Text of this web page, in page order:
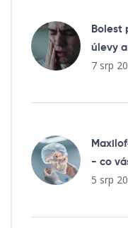
Bolest
úlevy
7 srp
- co
5 srp